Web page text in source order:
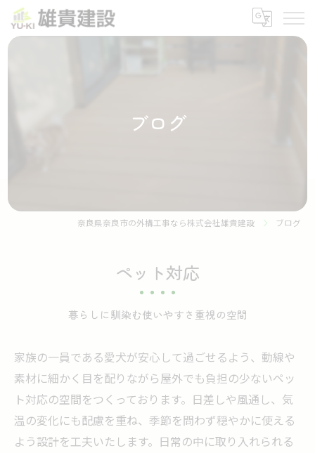
ブログ
奈良県奈良市の外構工事なら株式会社雄貴建設 ブログ
ペット対応
暮らしに馴染む使いやすさ重視の空間
家族の一員である愛犬が安心して過ごせるよう、動線や
素材に細かく目を配りながら屋外でも負担の少ないペッ
ト対応の空間をつくっております。日差しや風通し、気
温の変化にも配慮を重ね、季節を問わず穏やかに使える
よう設計を工夫いたします。日常の中に取り入れられる